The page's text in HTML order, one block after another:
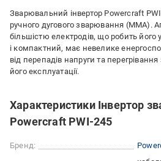
Зварювальний інвертор Powercraft
ручного дугового зварювання (ММА).
більшістю електродів, що робить його
і компактний, має невелике
від перепадів напруги та
його експлуатації.
Характеристики Інвертор
Powercraft PWI-245
Бренд: